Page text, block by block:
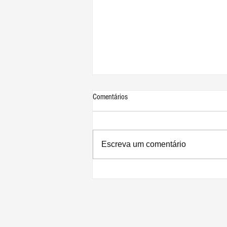
Comentários
Escreva um comentário